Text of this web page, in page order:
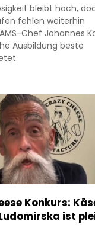
bleibt hoch,
fehlen weiterhin
Chef Johannes
Ausbildung beste
Konkurs:
ist